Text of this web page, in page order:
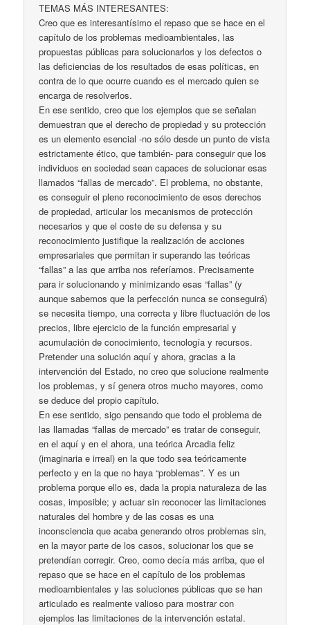
TEMAS MÁS INTERESANTES:
Creo que es interesantísimo el repaso que se hace en el
capítulo de los problemas medioambientales, las
propuestas públicas para solucionarlos y los defectos o
las deficiencias de los resultados de esas políticas, en
contra de lo que ocurre cuando es el mercado quien se
encarga de resolverlos.
En ese sentido, creo que los ejemplos que se señalan
demuestran que el derecho de propiedad y su protección
es un elemento esencial -no sólo desde un punto de vista
estrictamente ético, que también- para conseguir que los
individuos en sociedad sean capaces de solucionar esas
llamados “fallas de mercado”. El problema, no obstante,
es conseguir el pleno reconocimiento de esos derechos
de propiedad, articular los mecanismos de protección
necesarios y que el coste de su defensa y su
reconocimiento justifique la realización de acciones
empresariales que permitan ir superando las teóricas
“fallas” a las que arriba nos referíamos. Precisamente
para ir solucionando y minimizando esas “fallas” (y
aunque sabemos que la perfección nunca se conseguirá)
se necesita tiempo, una correcta y libre fluctuación de los
precios, libre ejercicio de la función empresarial y
acumulación de conocimiento, tecnología y recursos.
Pretender una solución aquí y ahora, gracias a la
intervención del Estado, no creo que solucione realmente
los problemas, y sí genera otros mucho mayores, como
se deduce del propio capítulo.
En ese sentido, sigo pensando que todo el problema de
las llamadas “fallas de mercado” es tratar de conseguir,
en el aquí y en el ahora, una teórica Arcadia feliz
(imaginaria e irreal) en la que todo sea teóricamente
perfecto y en la que no haya “problemas”. Y es un
problema porque ello es, dada la propia naturaleza de las
cosas, imposible; y actuar sin reconocer las limitaciones
naturales del hombre y de las cosas es una
inconsciencia que acaba generando otros problemas sin,
en la mayor parte de los casos, solucionar los que se
pretendían corregir. Creo, como decía más arriba, que el
repaso que se hace en el capítulo de los problemas
medioambientales y las soluciones públicas que se han
articulado es realmente valioso para mostrar con
ejemplos las limitaciones de la intervención estatal.